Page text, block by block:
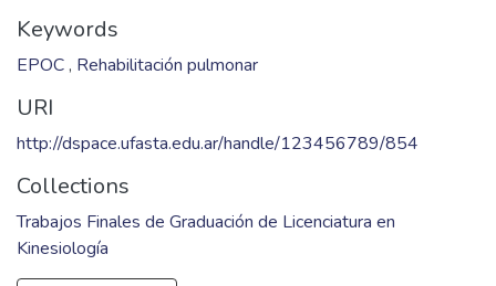
Keywords
EPOC, Rehabilitación pulmonar
URI
http://dspace.ufasta.edu.ar/handle/123456789/854
Collections
Trabajos Finales de Graduación de Licenciatura en
Kinesiología